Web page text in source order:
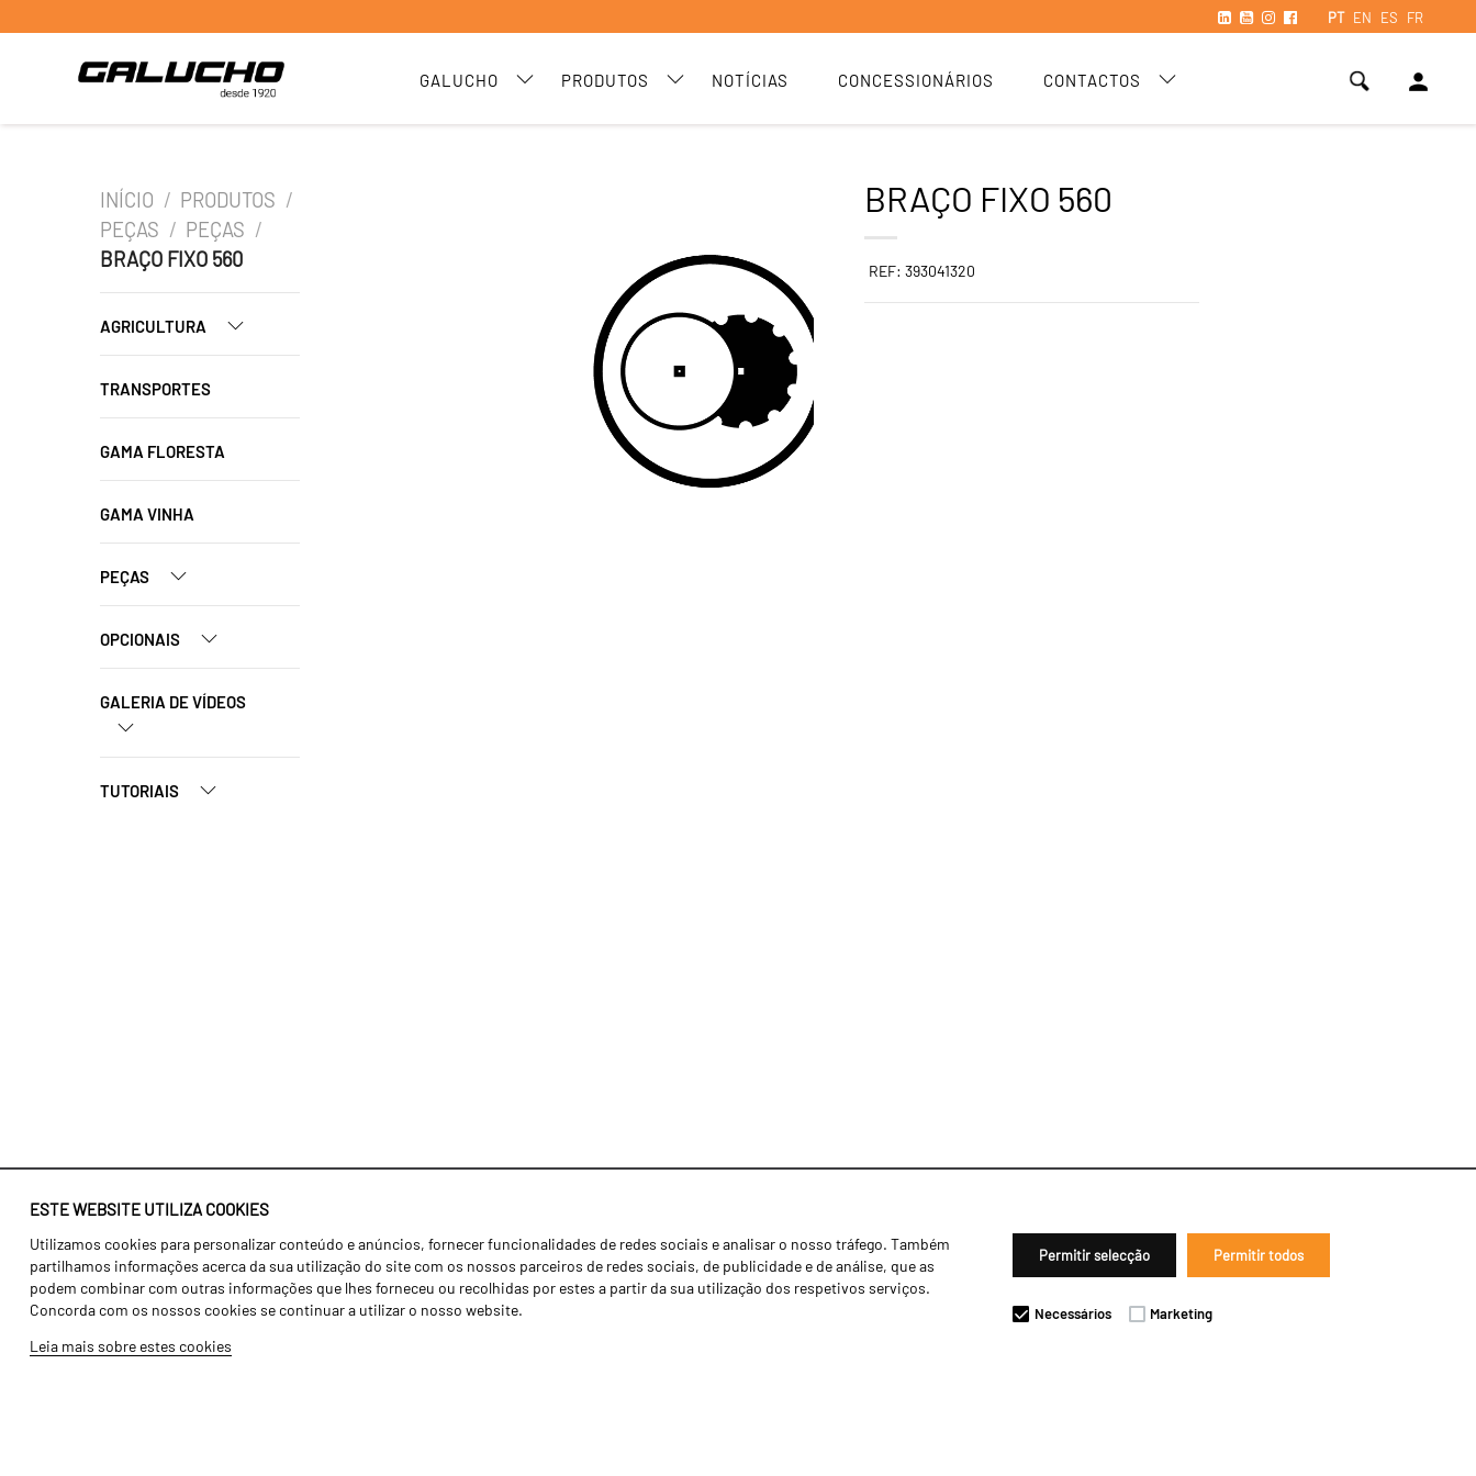
PT EN ES FR
GALUCHO PRODUTOS NOTÍCIAS CONCESSIONÁRIOS CONTACTOS person
ESTE WEBSITE UTILIZA COOKIES
Utilizamos cookies para personalizar conteúdo e anúncios, fornecer funcionalidades de redes sociais e analisar o nosso tráfego. Também
partilhamos informações acerca da sua utilização do site com os nossos parceiros de redes sociais, de publicidade e de análise, que as
podem combinar com outras informações que lhes forneceu ou recolhidas por estes a partir da sua utilização dos respetivos serviços.
Concorda com os nossos cookies se continuar a utilizar o nosso website.
Leia mais sobre estes cookies
Permitir selecção Permitir todos
Necessários Marketing
INÍCIO / PRODUTOS /
PEÇAS / PEÇAS /
BRAÇO FIXO 560
AGRICULTURA
TRANSPORTES
GAMA FLORESTA
GAMA VINHA
PEÇAS
OPCIONAIS
GALERIA DE VÍDEOS
TUTORIAIS
BRAÇO FIXO 560
REF: 393041320
Identidade
História
Fábrica / Produção
Recursos Humanos
Agricultura
Transportes
Gama Floresta
Notícias
Concessionários